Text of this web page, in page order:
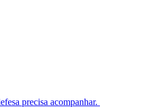
precisa acompanhar.